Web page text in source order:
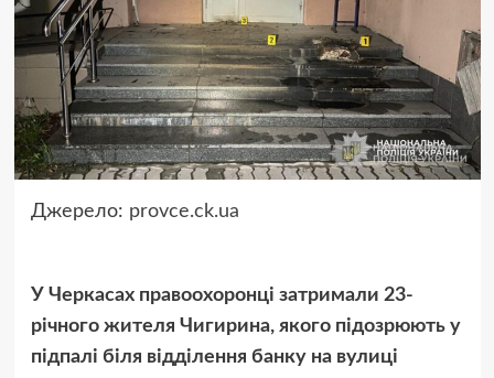
Джерело: provce.ck.ua
У Черкасах правоохоронці затримали 23-
річного жителя Чигирина, якого підозрюють у
підпалі біля відділення банку на вулиці